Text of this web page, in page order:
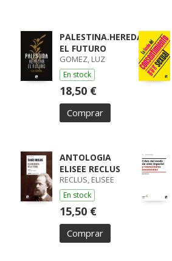
PALESTINA.HEREDAR
EL FUTURO
GOMEZ, LUZ
En stock
18,50 €
Comprar
ANTOLOGIA
ELISEE RECLUS
RECLUS, ELISEE
En stock
15,50 €
Comprar